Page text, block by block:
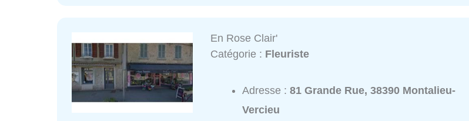
En Rose Clair'
Catégorie : Fleuriste
Adresse :81 Grande Rue, 38390 Montalieu-
Vercieu